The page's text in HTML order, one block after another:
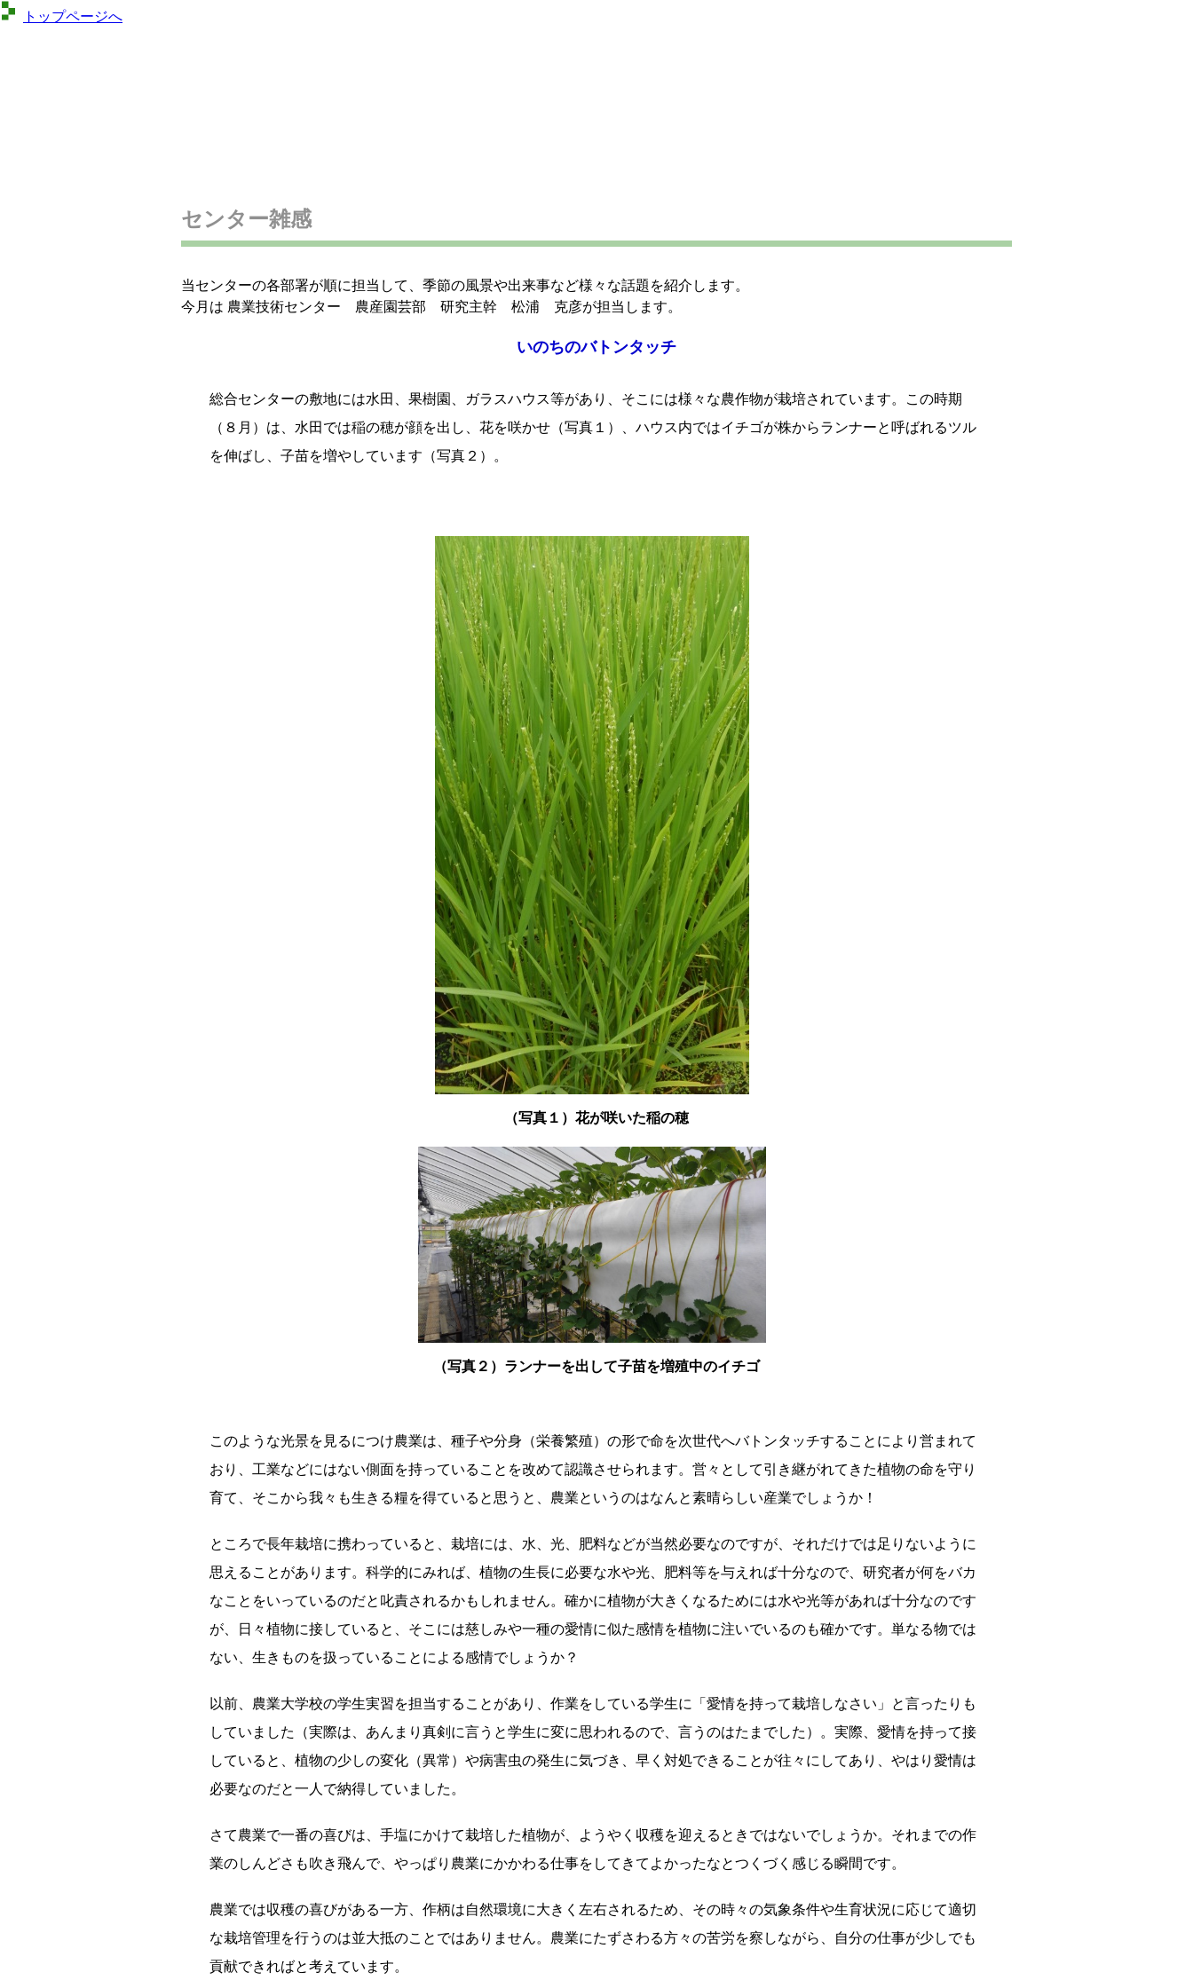
トップページへ
センター雑感
当センターの各部署が順に担当して、季節の風景や出来事など様々な話題を紹介します。
今月は 農業技術センター 農産園芸部 研究主幹 松浦 克彦が担当します。
いのちのバトンタッチ
総合センターの敷地には水田、果樹園、ガラスハウス等があり、そこには様々な農作物が栽培されています。この時期
（８月）は、水田では稲の穂が顔を出し、花を咲かせ（写真１）、ハウス内ではイチゴが株からランナーと呼ばれるツル
を伸ばし、子苗を増やしています（写真２）。
（写真１）花が咲いた稲の穂
（写真２）ランナーを出して子苗を増殖中のイチゴ
このような光景を見るにつけ農業は、種子や分身（栄養繁殖）の形で命を次世代へバトンタッチすることにより営まれて
おり、工業などにはない側面を持っていることを改めて認識させられます。営々として引き継がれてきた植物の命を守り
育て、そこから我々も生きる糧を得ていると思うと、農業というのはなんと素晴らしい産業でしょうか！
ところで長年栽培に携わっていると、栽培には、水、光、肥料などが当然必要なのですが、それだけでは足りないように
思えることがあります。科学的にみれば、植物の生長に必要な水や光、肥料等を与えれば十分なので、研究者が何をバカ
なことをいっているのだと叱責されるかもしれません。確かに植物が大きくなるためには水や光等があれば十分なのです
が、日々植物に接していると、そこには慈しみや一種の愛情に似た感情を植物に注いでいるのも確かです。単なる物では
ない、生きものを扱っていることによる感情でしょうか？
以前、農業大学校の学生実習を担当することがあり、作業をしている学生に「愛情を持って栽培しなさい」と言ったりも
していました（実際は、あんまり真剣に言うと学生に変に思われるので、言うのはたまでした）。実際、愛情を持って接
していると、植物の少しの変化（異常）や病害虫の発生に気づき、早く対処できることが往々にしてあり、やはり愛情は
必要なのだと一人で納得していました。
さて農業で一番の喜びは、手塩にかけて栽培した植物が、ようやく収穫を迎えるときではないでしょうか。それまでの作
業のしんどさも吹き飛んで、やっぱり農業にかかわる仕事をしてきてよかったなとつくづく感じる瞬間です。
農業では収穫の喜びがある一方、作柄は自然環境に大きく左右されるため、その時々の気象条件や生育状況に応じて適切
な栽培管理を行うのは並大抵のことではありません。農業にたずさわる方々の苦労を察しながら、自分の仕事が少しでも
貢献できればと考えています。